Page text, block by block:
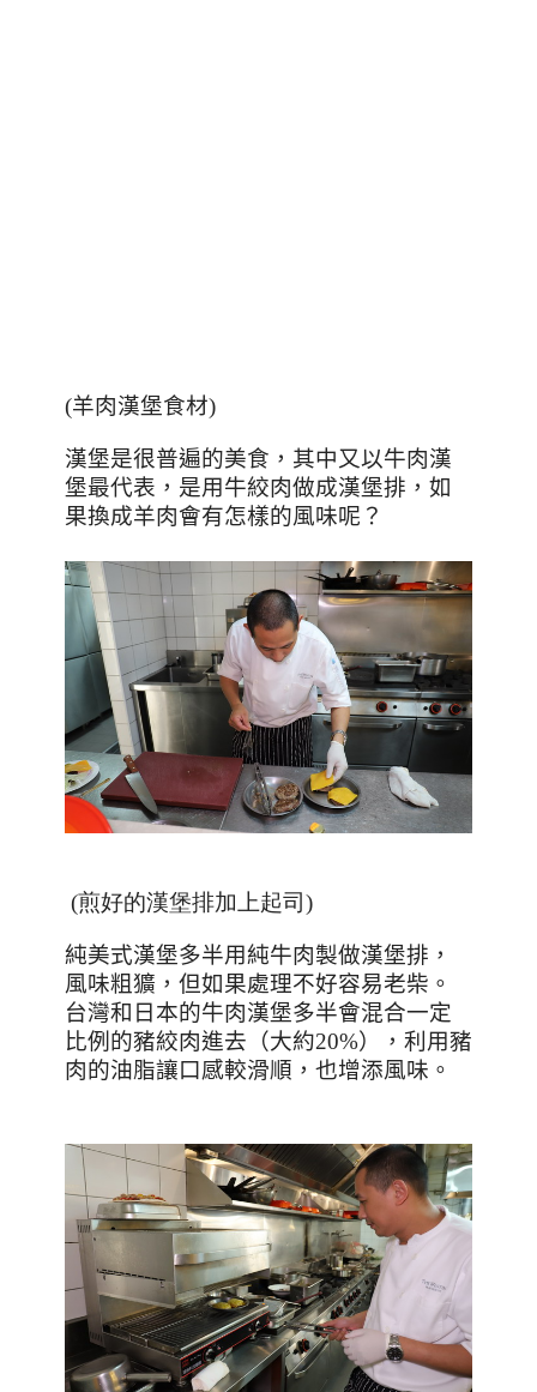
(羊肉漢堡食材)
漢堡是很普遍的美食，其中又以牛肉漢
堡最代表，是用牛絞肉做成漢堡排，如
果換成羊肉會有怎樣的風味呢？
(煎好的漢堡排加上起司)
純美式漢堡多半用純牛肉製做漢堡排，
風味粗獷，但如果處理不好容易老柴。
台灣和日本的牛肉漢堡多半會混合一定
比例的豬絞肉進去（大約20%），利用豬
肉的油脂讓口感較滑順，也增添風味。